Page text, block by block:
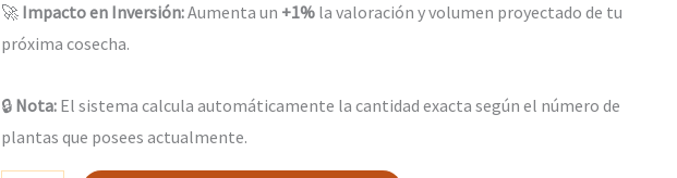
🚀 Impacto en Inversión:Aumenta un +1% la valoración y volumen proyectado de tu
próxima cosecha.
🔒 Nota: El sistema calcula automáticamente la cantidad exacta según el número de
plantas que posees actualmente.